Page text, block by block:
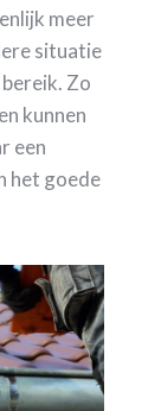
meer
situatie
Zo
kunnen
een
het goede